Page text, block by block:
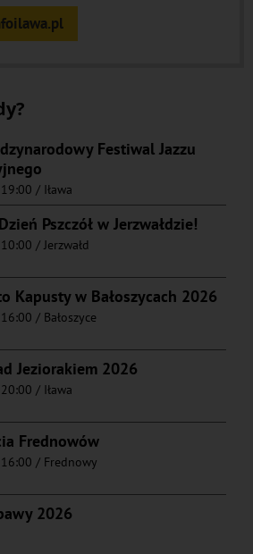
Festiwal Jazzu
/ Iława
Pszczół w Jerzwałdzie!
/ Jerzwałd
Kapusty w Bałoszycach 2026
/ Bałoszyce
Jeziorakiem 2026
/ Iława
Frednowów
/ Frednowy
2026